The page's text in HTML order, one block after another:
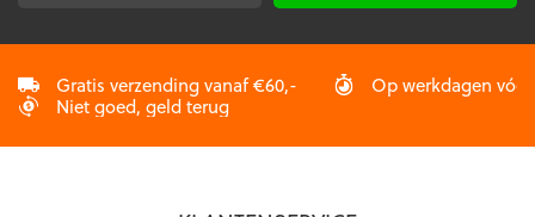
Gratis verzending vanaf €60,-
Op werkdagen
Niet goed, geld terug